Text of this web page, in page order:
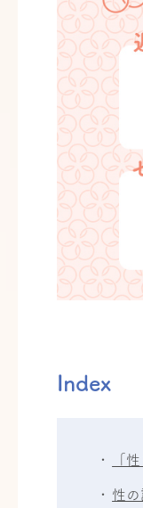
Index
「
性